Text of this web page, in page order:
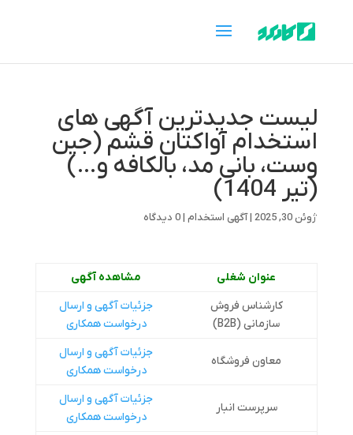
لیست جدیدترین آگهی های
استخدام آواکتان قشم (جین
وست، بانی مد، بالکافه و…)
(تیر 1404)
ژوئن 30, 2025 |آگهی استخدام|0 دیدگاه
عنوان شغلی
مشاهده آگهی
کارشناس فروش
سازمانی (B2B)
جزئيات آگهی و ارسال
درخواست همکاری
معاون فروشگاه
جزئيات آگهی و ارسال
درخواست همکاری
سرپرست انبار
جزئيات آگهی و ارسال
درخواست همکاری